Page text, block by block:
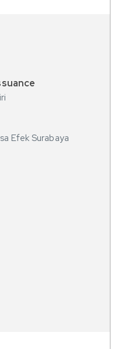
Efek Surabaya